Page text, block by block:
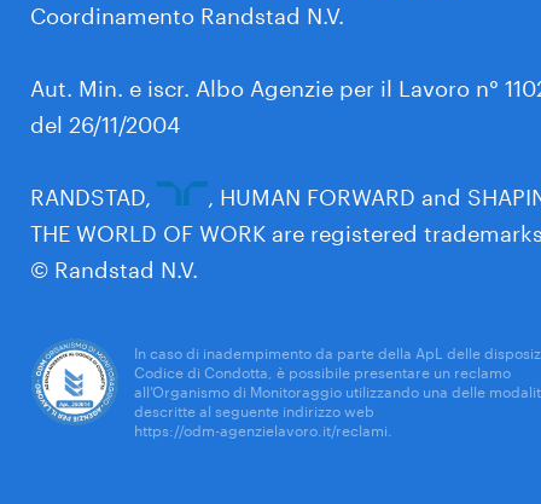
Coordinamento Randstad N.V.
Aut. Min. e iscr. Albo Agenzie per il Lavoro n°
del 26/11/2004
RANDSTAD,
, HUMAN FORWARD and
THE WORLD OF WORK are registered
© Randstad N.V.
In caso di inadempimento da parte della ApL delle
Codice di Condotta, è possibile presentare un reclamo
all’Organismo di Monitoraggio utilizzando una delle
descritte al seguente indirizzo web
https://odm-agenzielavoro.it/reclami